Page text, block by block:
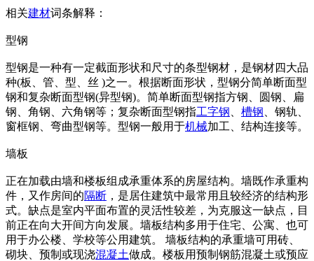
相关建材词条解释：
型钢
型钢是一种有一定截面形状和尺寸的条型钢材，是钢材四大品
种(板、管、型、丝 )之一。根据断面形状，型钢分简单断面型
钢和复杂断面型钢(异型钢)。简单断面型钢指方钢、圆钢、扁
钢、角钢、六角钢等；复杂断面型钢指工字钢 槽钢 、钢轨、
窗框钢、弯曲型钢等。型钢一般用于机械加工、结构连接等。
墙板
正在加载由墙和楼板组成承重体系的房屋结构。墙既作承重构
件，又作房间的隔断 ，是居住建筑中最常用且较经济的结构形
式。缺点是室内平面布置的灵活性较差，为克服这一缺点，目
前正在向大开间方向发展。墙板结构多用于住宅、公寓、也可
用于办公楼、学校等公用建筑。 墙板结构的承重墙可用砖、
砌块、预制或现浇混凝土做成。楼板用预制钢筋混凝土或预应